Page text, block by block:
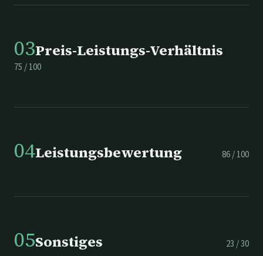
03Preis-Leistungs-Verhältnis
75 /100
04Leistungsbewertung 86/100
05Sonstiges 23 /30